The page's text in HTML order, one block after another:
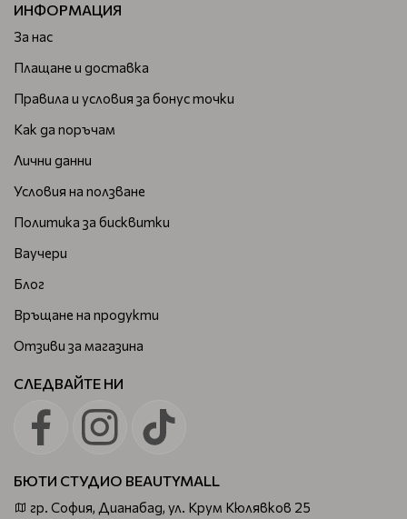
ИНФОРМАЦИЯ
За нас
Плащане и доставка
Правила и условия за бонус точки
Как да поръчам
Лични данни
Условия на ползване
Политика за бисквитки
Ваучери
Блог
Връщане на продукти
Отзиви за магазина
СЛЕДВАЙТЕ НИ
БЮТИ СТУДИО BEAUTYMALL
гр. София, Дианабад, ул. Крум Кюлявков 25